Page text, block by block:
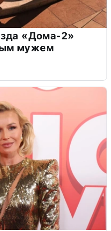
«Дома-2»
мужем